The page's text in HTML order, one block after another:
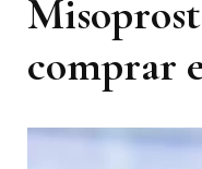
comprar